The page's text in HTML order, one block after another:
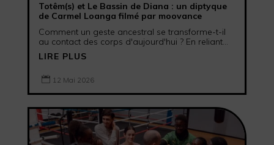
Totêm(s) et Le Bassin de Diana : un diptyque
de Carmel Loanga filmé par moovance
Comment un geste ancestral se transforme-t-il
au contact des corps d'aujourd'hui ? En reliant...
LIRE PLUS
 12 Mai 2026